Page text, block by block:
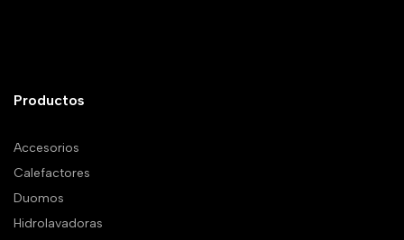
Productos
Accesorios
Calefactores
Duomos
Hidrolavadoras